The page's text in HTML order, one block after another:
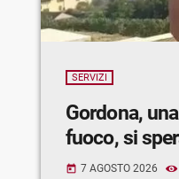
SERVIZI
Gordona,
fuoco, si
today 7 AGOSTO 2026